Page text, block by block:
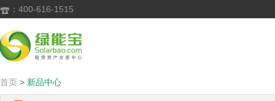
 ：400-616-1515
首页 > 新品中心